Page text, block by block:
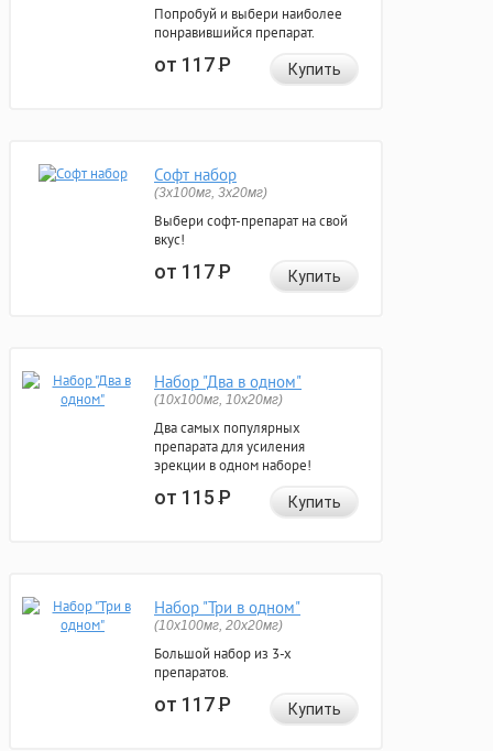
Попробуй и выбери наиболее
понравившийся препарат.
от 117Р Купить
Софт набор
(3x100мг, 3x20мг)
Выбери софт-препарат на свой
вкус!
от 117Р Купить
Набор "Два в одном"
(10x100мг, 10x20мг)
Два самых популярных
препарата для усиления
эрекции в одном наборе!
от 115Р Купить
Набор "Три в одном"
(10x100мг, 20x20мг)
Большой набор из 3-х
препаратов.
от 117Р Купить